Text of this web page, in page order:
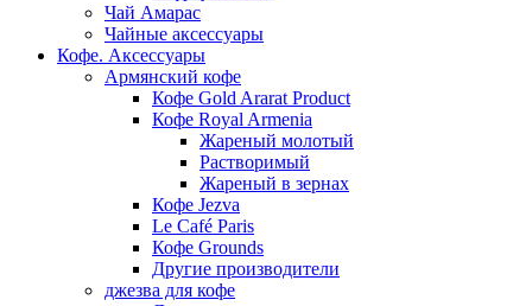
Чай Амарас
Чайные аксессуары
Кофе. Аксессуары
Армянский кофе
Кофе Gold Ararat Product
Кофе Royal Armenia
Жареный молотый
Растворимый
Жареный в зернах
Кофе Jezva
Le Café Paris
Кофе Grounds
Другие производители
джезва для кофе